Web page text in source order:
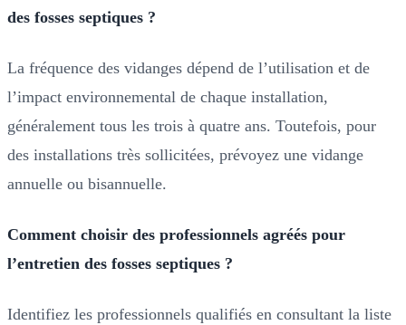
des fosses septiques ?
La fréquence des vidanges dépend de l’utilisation et de
l’impact environnemental de chaque installation,
généralement tous les trois à quatre ans. Toutefois, pour
des installations très sollicitées, prévoyez une vidange
annuelle ou bisannuelle.
Comment choisir des professionnels agréés pour
l’entretien des fosses septiques ?
Identifiez les professionnels qualifiés en consultant la liste